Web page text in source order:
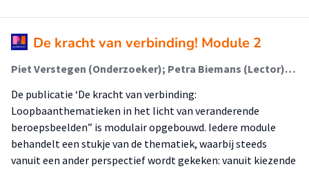
De kracht van verbinding! Module 2
Piet Verstegen (Onderzoeker); Petra Biemans (Lector); Jeany van Beelen-Slijper (Associate Lector); E. (Ellen) Sjoer (Lector); Rachelle van Harn (Onderzoeker)
De publicatie ‘De kracht van verbinding:
Loopbaanthematieken in het licht van veranderende
beroepsbeelden” is modulair opgebouwd. Iedere module
behandelt een stukje van de thematiek, waarbij steeds
vanuit een ander perspectief wordt gekeken: vanuit kiezende